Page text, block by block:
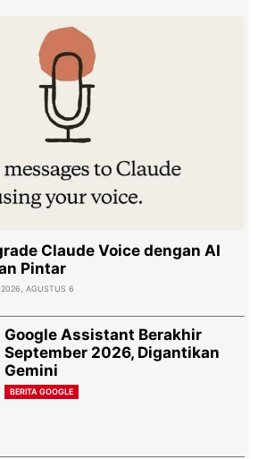
Claude Voice dengan AI
Pintar
2026, AGUSTUS 6
Google Assistant Berakhir
September 2026, Digantikan
Gemini
BERITA GOOGLE